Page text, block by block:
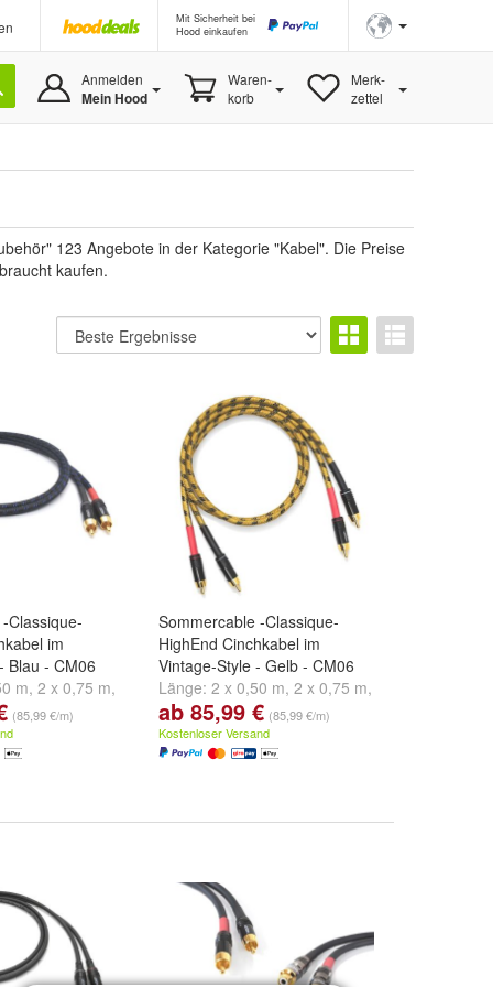
Mit Sicherheit bei
Hood einkaufen
Anmelden
Mein Hood
Waren-
korb
Merk-
zettel
123 Angebote in der Kategorie "Kabel". Die Preise
kaufen.
Classique-
im
Blau - CM06
m, 2 x 0,75 m,
weitere ...
(85,99 €/m)
Sommercable -Classique-
HighEnd Cinchkabel im
Vintage-Style - Gelb - CM06
Länge: 2 x 0,50 m, 2 x 0,75 m,
2 x 1,00 mund weitere ...
ab 85,99 € (85,99 €/m)
Kostenloser Versand